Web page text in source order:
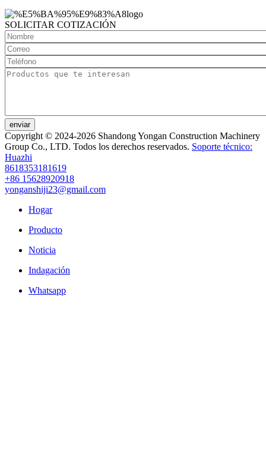
SOLICITAR COTIZACIÓN
enviar
Copyright © 2024-2026 Shandong Yongan Construction Machinery
Group Co., LTD. Todos los derechos reservados. Soporte técnico:
Huazhi
8618353181619
+86 15628920918
yonganshiji23@gmail.com
Hogar
Producto
Noticia
Indagación
Whatsapp